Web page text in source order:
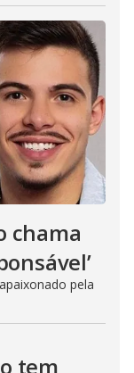
chama
pela
tem